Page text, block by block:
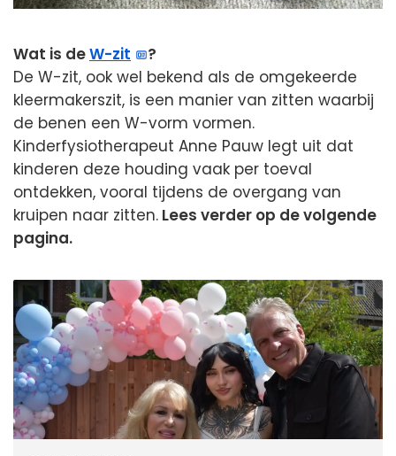
Wat is deW-zit
?
De W-zit, ook wel bekend als de omgekeerde
kleermakerszit, is een manier van zitten waarbij
de benen een W-vorm vormen.
Kinderfysiotherapeut Anne Pauw legt uit dat
kinderen deze houding vaak per toeval
ontdekken, vooral tijdens de overgang van
kruipen naar zitten. Lees verder op de volgende
pagina.